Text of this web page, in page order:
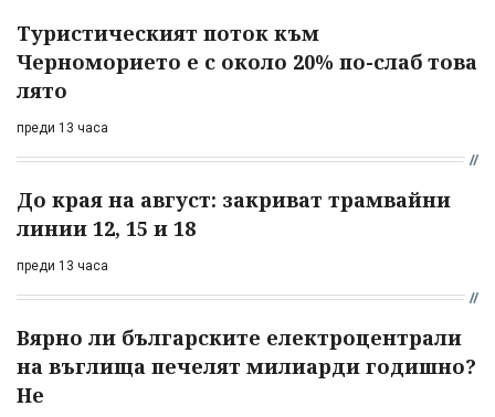
Туристическият поток към
Черноморието е с около 20% по-слаб това
лято
преди 13 часа
До края на август: закриват трамвайни
линии 12, 15 и 18
преди 13 часа
Вярно ли българските електроцентрали
на въглища печелят милиарди годишно?
Не